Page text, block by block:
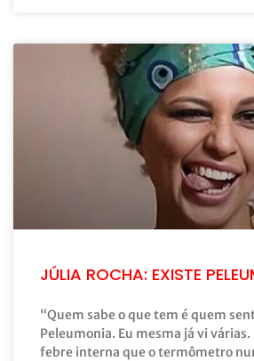
JÚLIA ROCHA: EXISTE
“Quem sabe o que tem é quem
Peleumonia. Eu mesma já vi
febre interna que o termômetro